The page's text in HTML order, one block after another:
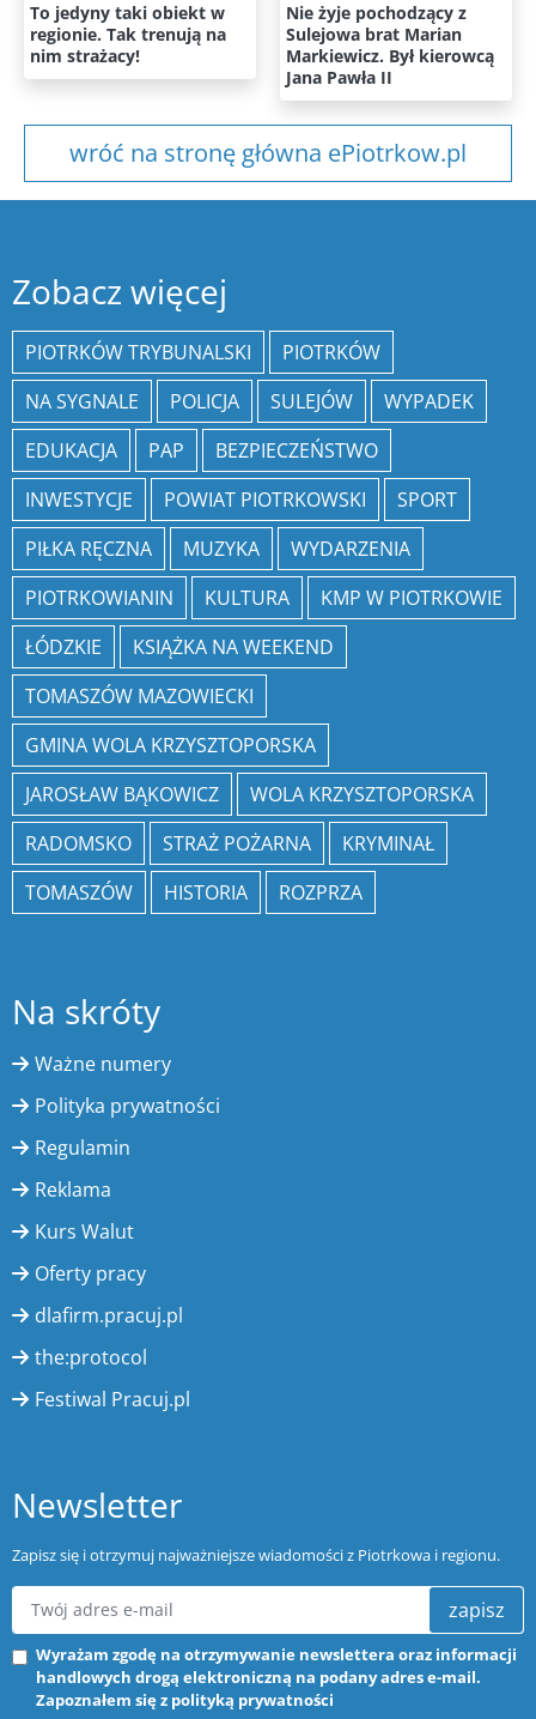
To jedyny taki obiekt w
regionie. Tak trenują na
nim strażacy!
Nie żyje pochodzący z
Sulejowa brat Marian
Markiewicz. Był kierowcą
Jana Pawła II
wróć na stronę główna ePiotrkow.pl
Zobacz więcej
PIOTRKÓW TRYBUNALSKI
PIOTRKÓW
NA SYGNALE
POLICJA SULEJÓW
WYPADEK
EDUKACJA
PAP
BEZPIECZEŃSTWO
INWESTYCJE
POWIAT PIOTRKOWSKI
SPORT
PIŁKA RĘCZNA
MUZYKA
WYDARZENIA
PIOTRKOWIANIN
KULTURA
KMP W PIOTRKOWIE
ŁÓDZKIE
KSIĄŻKA NA WEEKEND
TOMASZÓW MAZOWIECKI
GMINA WOLA KRZYSZTOPORSKA
JAROSŁAW BĄKOWICZ
WOLA KRZYSZTOPORSKA
RADOMSKO
STRAŻ POŻARNA
KRYMINAŁ
TOMASZÓW
HISTORIA ROZPRZA
Na skróty
Ważne numery
Polityka prywatności
Regulamin
Reklama
Kurs Walut
Oferty pracy
dlafirm.pracuj.pl
the:protocol
Festiwal Pracuj.pl
Newsletter
Zapisz się i otrzymuj najważniejsze wiadomości z Piotrkowa i regionu.
zapisz
Wyrażam zgodę na otrzymywanie newslettera oraz informacji
handlowych drogą elektroniczną na podany adres e-mail.
Zapoznałem się z polityką prywatności